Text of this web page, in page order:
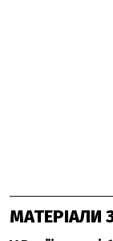
МАТЕРІАЛИ